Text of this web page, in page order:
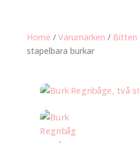
Home / Varumärken / Bitten
stapelbara burkar